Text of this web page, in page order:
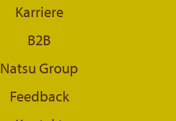
Karriere
B2B
Natsu Group
Feedback